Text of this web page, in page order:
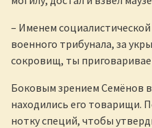
– Именем
военного трибунала, за
сокровищ, ты
Боковым зрением Семёнов
находились его товарищи.
нотку специй, чтобы